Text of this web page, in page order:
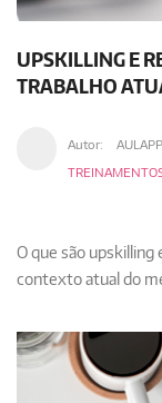
UPSKILLING E
TRABALHO
Autor:
O que são
contexto atual do